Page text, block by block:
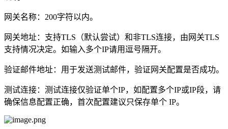
网关名称：200字符以内。
网关地址：支持TLS（默认尝试）和非TLS连接，由网关TLS
支持情况决定。如输入多个IP请用逗号隔开。
验证邮件地址：用于发送测试邮件，验证网关配置是否成功。
测试连接：测试连接仅验证单个IP，如配置多个IP或IP段，请
确保信息配置正确，首次配置建议只保存单个 IP。